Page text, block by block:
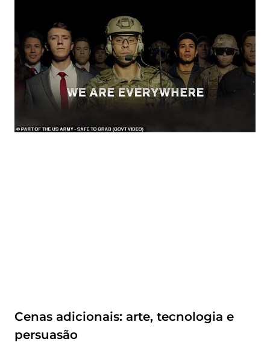
Cenas adicionais: arte, tecnologia e
persuasão